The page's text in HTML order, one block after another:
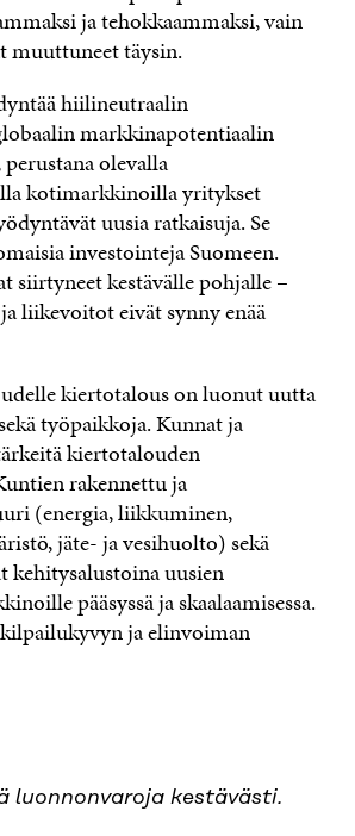
ja tehokkaammaksi, vain
muuttuneet täysin.
hiilineutraalin
markkinapotentiaalin
olevalla
kotimarkkinoilla yritykset
uusia ratkaisuja. Se
investointeja Suomeen.
siirtyneet kestävälle pohjalle –
liikevoitot eivät synny enää
kiertotalous on luonut uutta
työpaikkoja. Kunnat ja
kiertotalouden
rakennettu ja
(energia, liikkuminen,
jäte- ja vesihuolto) sekä
uusien
pääsyssä ja skaalaamisessa.
ja elinvoiman
luonnonvaroja kestävästi.